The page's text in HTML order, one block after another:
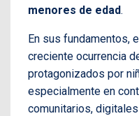
menores de edad.
En sus fundamentos,
creciente ocurrencia
protagonizados por
especialmente en
comunitarios,